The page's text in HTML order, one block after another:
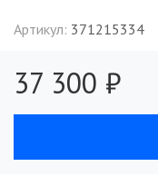
Артикул: 371215334
37 300 ₽